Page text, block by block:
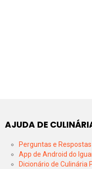
AJUDA DE
Perguntas e
App de Android do
Dicionário de Culinária